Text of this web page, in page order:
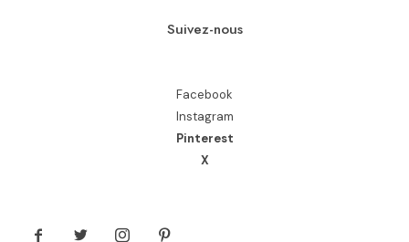
Suivez-nous
Facebook
Instagram
Pinterest
X